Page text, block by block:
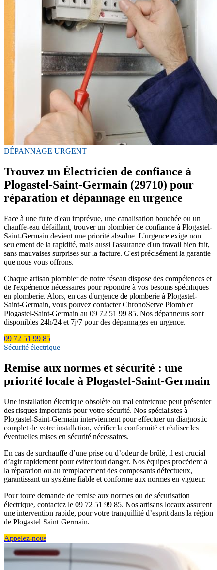
DÉPANNAGE URGENT
Trouvez un Électricien de confiance à
Plogastel-Saint-Germain (29710) pour
réparation et dépannage en urgence
Face à une fuite d'eau imprévue, une canalisation bouchée ou un
chauffe-eau défaillant, trouver un plombier de confiance à Plogastel-
Saint-Germain devient une priorité absolue. L'urgence exige non
seulement de la rapidité, mais aussi l'assurance d'un travail bien fait,
sans mauvaises surprises sur la facture. C'est précisément la garantie
que nous vous offrons.
Chaque artisan plombier de notre réseau dispose des compétences et
de l'expérience nécessaires pour répondre à vos besoins spécifiques
en plomberie. Alors, en cas d'urgence de plomberie à Plogastel-
Saint-Germain, vous pouvez contacter ChronoServe Plombier
Plogastel-Saint-Germain au 09 72 51 99 85. Nos dépanneurs sont
disponibles 24h/24 et 7j/7 pour des dépannages en urgence.
09 72 51 99 85
Sécurité électrique
Remise aux normes et sécurité : une
priorité locale à Plogastel-Saint-Germain
Une installation électrique obsolète ou mal entretenue peut présenter
des risques importants pour votre sécurité. Nos spécialistes à
Plogastel-Saint-Germain interviennent pour effectuer un diagnostic
complet de votre installation, vérifier la conformité et réaliser les
éventuelles mises en sécurité nécessaires.
En cas de surchauffe d’une prise ou d’odeur de brûlé, il est crucial
d’agir rapidement pour éviter tout danger. Nos équipes procèdent à
la réparation ou au remplacement des composants défectueux,
garantissant un système fiable et conforme aux normes en vigueur.
Pour toute demande de remise aux normes ou de sécurisation
électrique, contactez le 09 72 51 99 85. Nos artisans locaux assurent
une intervention rapide, pour votre tranquillité d’esprit dans la région
de Plogastel-Saint-Germain.
Appelez-nous